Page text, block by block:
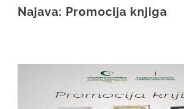
Najava: Promocija knjiga